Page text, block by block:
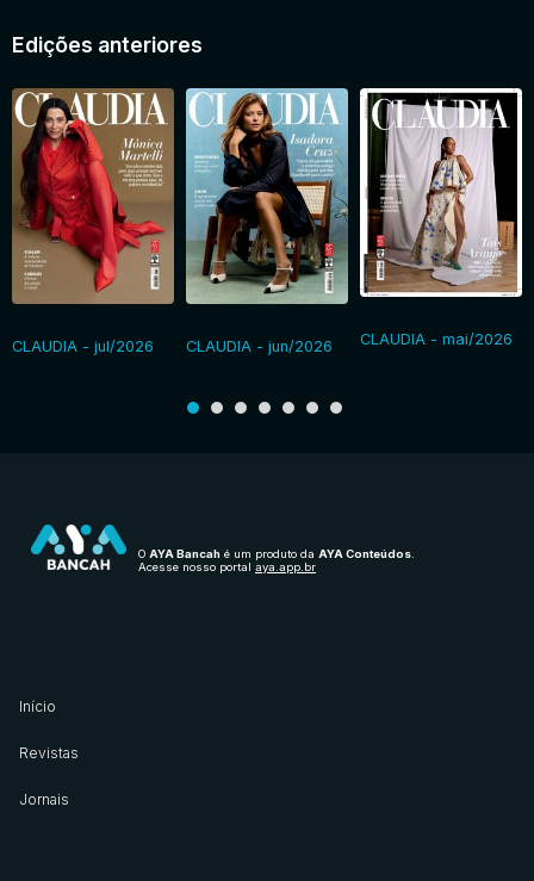
Edições anteriores
CLAUDIA - jul/2026 CLAUDIA - jun/2026 CLAUDIA - mai/2026
O AYA Bancah é um produto da AYA Conteúdos
Acesse nosso portal aya.app.br
Início
Revistas
Jornais